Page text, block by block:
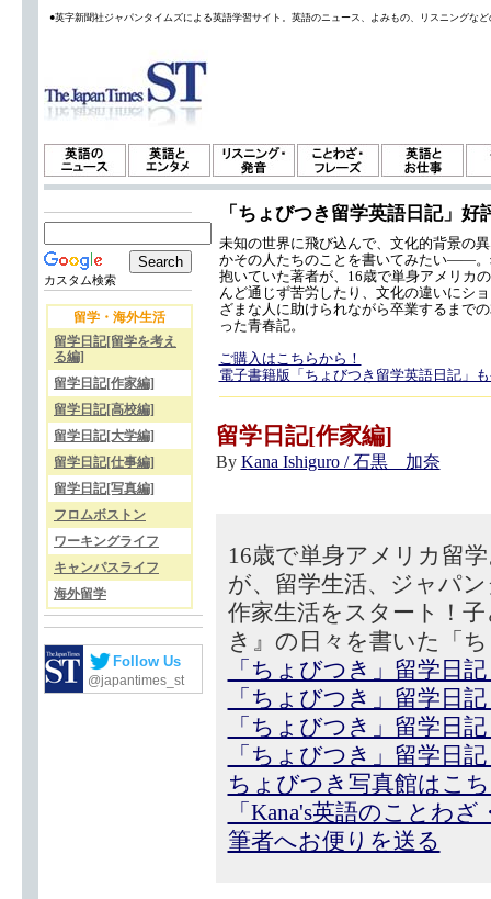
●英字新聞社ジャパンタイムズによる英語学習サイト。英語のニュース、よみもの、リスニングな
カスタム検索
留学・海外生活
留学日記[留学を考え
る編]
留学日記[作家編]
留学日記[高校編]
留学日記[大学編]
留学日記[仕事編]
留学日記[写真編]
フロムボストン
ワーキングライフ
キャンパスライフ
海外留学
Follow Us
@japantimes_st
「ちょびつき留学英語日記」好
未知の世界に飛び込んで、文化的背景の
かその人たちのことを書いてみたい——
抱いていた著者が、16歳で単身アメリカ
んど通じず苦労したり、文化の違いにシ
ざまな人に助けられながら卒業するまで
った青春記。
ご購入はこちらから！
電子書籍版「ちょびつき留学英語日記」
留学日記[作家編]
By Kana Ishiguro / 石黒 加奈
16歳で単身アメリカ留
が、留学生活、ジャパ
作家生活をスタート！
き』の日々を書いた「
「ちょびつき」留学日
「ちょびつき」留学日
「ちょびつき」留学日
「ちょびつき」留学日
ちょびつき写真館はこ
「Kana's英語のことわ
筆者へお便りを送る